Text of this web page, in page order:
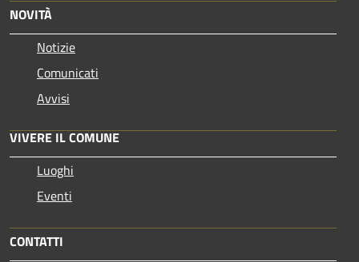
NOVITÀ
Notizie
Comunicati
Avvisi
VIVERE IL COMUNE
Luoghi
Eventi
CONTATTI